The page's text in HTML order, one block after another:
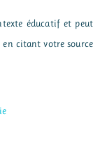
éducatif et peut
citant votre source